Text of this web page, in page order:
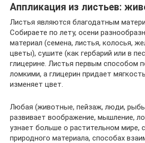
Аппликация из листьев:
Листья являются благодатным
Собираете по лету, осени
материал (семена, листья, колосья,
цветы), сушите (как гербарий или в
глицерине. Листья первым способом
ломкими, а глицерин придает
изменяет цвет.
Любая (животные, пейзаж, люди,
развивает воображение, мышление,
узнает больше о растительном мире,
природного материала, способах